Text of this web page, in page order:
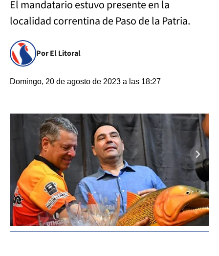
El mandatario estuvo presente en la
localidad correntina de Paso de la Patria.
Por El Litoral
Domingo, 20 de agosto de 2023 a las 18:27